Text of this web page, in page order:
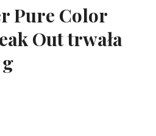
Pure Color
Out trwała